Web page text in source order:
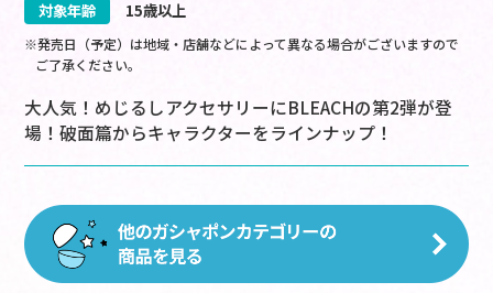
対象年齢
15歳以上
※発売日（予定）は地域・店舗などによって異なる場合がございますので
ご了承ください。
大人気！めじるしアクセサリーにBLEACHの第2弾が登
場！破面篇からキャラクターをラインナップ！